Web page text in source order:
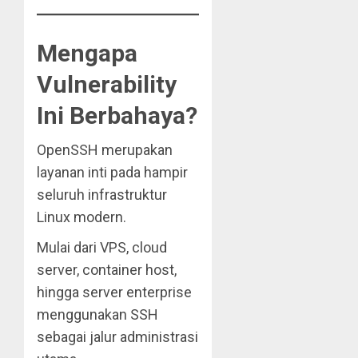
Mengapa
Vulnerability
Ini Berbahaya?
OpenSSH merupakan
layanan inti pada hampir
seluruh infrastruktur
Linux modern.
Mulai dari VPS, cloud
server, container host,
hingga server enterprise
menggunakan SSH
sebagai jalur administrasi